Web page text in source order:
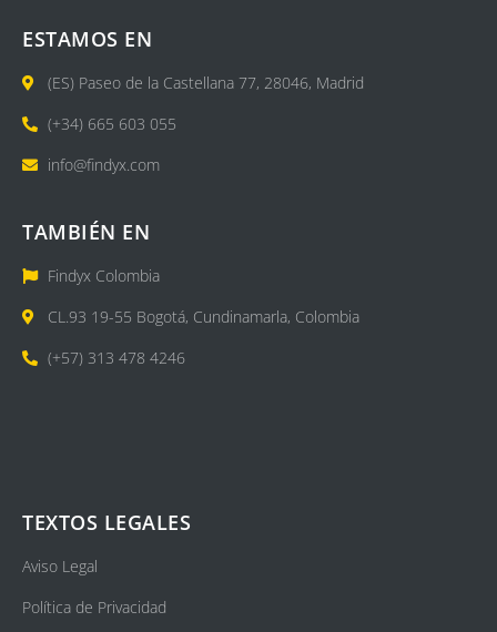
ESTAMOS EN
(ES) Paseo de la Castellana 77, 28046, Madrid
(+34) 665 603 055
info@findyx.com
TAMBIÉN EN
Findyx Colombia
CL.93 19-55 Bogotá, Cundinamarla, Colombia
(+57) 313 478 4246
TEXTOS LEGALES
Aviso Legal
Política de Privacidad